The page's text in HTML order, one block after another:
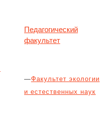
Педагогический
факультет
—Факультет экологии
и естественных наук